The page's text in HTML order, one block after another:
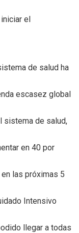
el
de salud ha
escasez global
sistema de salud,
en 40 por
las próximas 5
Intensivo
llegar a todas